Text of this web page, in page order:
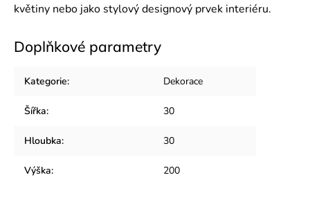
květiny nebo jako stylový designový prvek interiéru.
Doplňkové parametry
Kategorie: Dekorace
Šířka: 30
Hloubka: 30
Výška: 200